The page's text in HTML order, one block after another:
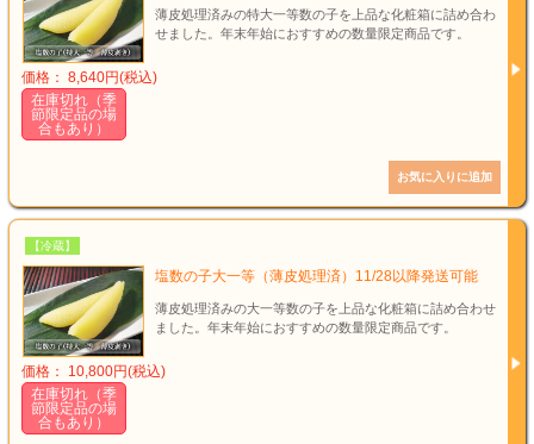
薄皮処理済みの特大一等数の子を上品な化粧箱に詰め合わ
せました。年末年始におすすめの数量限定商品です。
価格： 8,640円(税込)
在庫切れ（季
節限定品の場
合もあり）
【冷蔵】
塩数の子大一等（薄皮処理済）11/28以降発送可能
薄皮処理済みの大一等数の子を上品な化粧箱に詰め合わせ
ました。年末年始におすすめの数量限定商品です。
価格： 10,800円(税込)
在庫切れ（季
節限定品の場
合もあり）